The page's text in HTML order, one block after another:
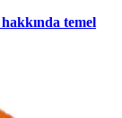
temel